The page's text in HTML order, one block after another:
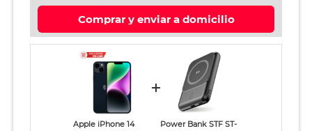
Comprar y enviar a domicilio
Apple iPhone 14
Power Bank STF ST-